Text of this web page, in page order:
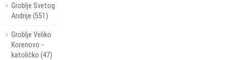
Groblje Svetog
Andrije (551)
Groblje Veliko
Korenovo -
katoličko (47)